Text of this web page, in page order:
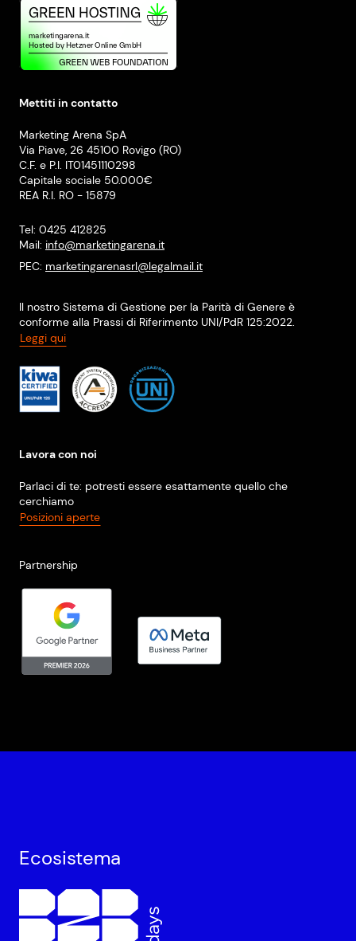
Mettiti in contatto
Marketing Arena SpA
Via Piave, 26 45100 Rovigo (RO)
C.F. e P.I. IT01451110298
Capitale sociale 50.000€
REA R.I. RO - 15879
Tel: 0425 412825
Mail: info@marketingarena.it
PEC: marketingarenasrl@legalmail.it
Il nostro Sistema di Gestione per la Parità di Genere è
conforme alla Prassi di Riferimento UNI/PdR 125:2022.
Leggi qui
Lavora con noi
Parlaci di te: potresti essere esattamente quello che
cerchiamo
Posizioni aperte
Partnership
Ecosistema